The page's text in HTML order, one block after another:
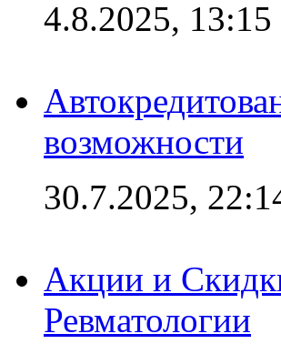
4.8.2025, 13:15
возможности
30.7.2025,
Акции и
Ревматологии